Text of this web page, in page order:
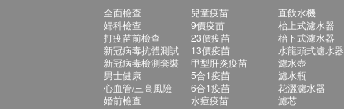
全面檢查
婦科檢查
打疫苗前檢查
新冠病毒抗體測試
新冠病毒檢測套裝
男士健康
心血管/三高風險
婚前檢查
兒童疫苗
9價疫苗
23價疫苗
13價疫苗
甲型肝炎疫苗
5合1疫苗
6合1疫苗
水痘疫苗
直飲水機
枱上式濾水器
枱下式濾水器
水龍頭式濾水器
濾水壺
濾水瓶
花灑濾水器
濾芯